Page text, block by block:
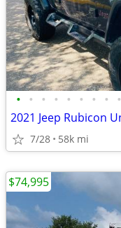
• • • • • • • • •
7/28 58k mi
$74,995